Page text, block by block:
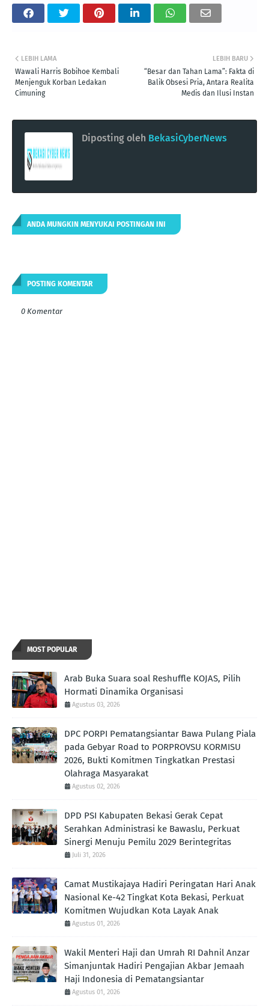
LEBIH BARU
“Besar dan Tahan Lama”: Fakta di
Balik Obsesi Pria, Antara Realita
Medis dan Ilusi Instan
LEBIH LAMA
Wawali Harris Bobihoe Kembali
Menjenguk Korban Ledakan
Cimuning
Diposting oleh BekasiCyberNews
ANDA MUNGKIN MENYUKAI POSTINGAN INI
POSTING KOMENTAR
0 Komentar
MOST POPULAR
Arab Buka Suara soal Reshuffle KOJAS, Pilih
Hormati Dinamika Organisasi
Agustus 03, 2026
DPC PORPI Pematangsiantar Bawa Pulang Piala
pada Gebyar Road to PORPROVSU KORMISU
2026, Bukti Komitmen Tingkatkan Prestasi
Olahraga Masyarakat
Agustus 02, 2026
DPD PSI Kabupaten Bekasi Gerak Cepat
Serahkan Administrasi ke Bawaslu, Perkuat
Sinergi Menuju Pemilu 2029 Berintegritas
Juli 31, 2026
Camat Mustikajaya Hadiri Peringatan Hari Anak
Nasional Ke-42 Tingkat Kota Bekasi, Perkuat
Komitmen Wujudkan Kota Layak Anak
Agustus 01, 2026
Wakil Menteri Haji dan Umrah RI Dahnil Anzar
Simanjuntak Hadiri Pengajian Akbar Jemaah
Haji Indonesia di Pematangsiantar
Agustus 01, 2026